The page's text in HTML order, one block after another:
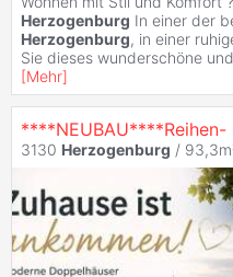
Herzogenburg In einer der
Herzogenburg, in einer
Sie dieses wunderschöne
[Mehr]
3130 Herzogenburg /